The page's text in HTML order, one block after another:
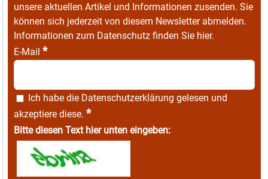
unsere aktuellen Artikel und Informationen zusenden. Sie
können sich jederzeit von diesem Newsletter abmelden.
Informationen zum Datenschutz finden Sie hier.
E-Mail *
Ich habe die Datenschutzerklärung gelesen und
akzeptiere diese. *
Bitte diesen Text hier unten eingeben: